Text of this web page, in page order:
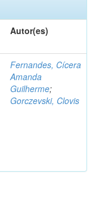
Autor(es)
Fernandes, Cícera
Amanda
Guilherme;
Gorczevski, Clovis